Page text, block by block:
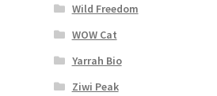
Wild Freedom
WOW Cat
Yarrah Bio
Ziwi Peak